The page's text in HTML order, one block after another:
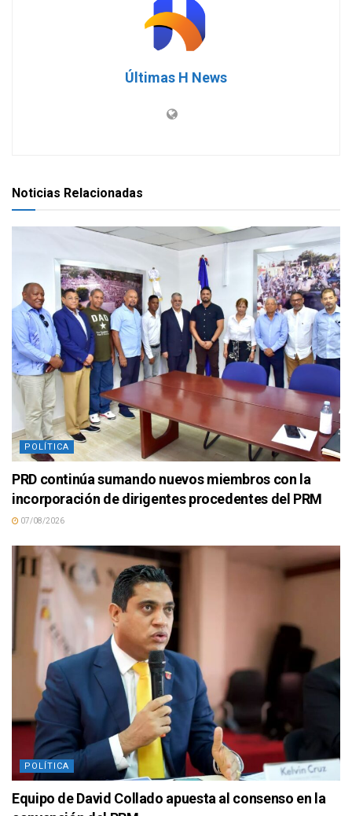
Últimas H News
Noticias Relacionadas
POLÍTICA
PRD continúa sumando nuevos miembros con la
incorporación de dirigentes procedentes del PRM
07/08/2026
POLÍTICA
Equipo de David Collado apuesta al consenso en la